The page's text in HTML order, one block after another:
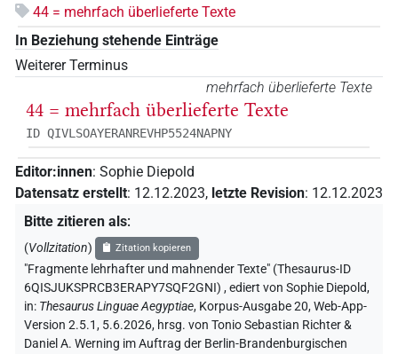
44 = mehrfach überlieferte Texte
In Beziehung stehende Einträge
Weiterer Terminus
mehrfach überlieferte Texte
44 = mehrfach überlieferte Texte
ID QIVLSOAYERANREVHP5524NAPNY
Editor:innen: Sophie Diepold
Datensatz erstellt: 12.12.2023, letzte Revision: 12.12.2023
Bitte zitieren als:
(Vollzitation) Zitation kopieren
"Fragmente lehrhafter und mahnender Texte" (Thesaurus-ID
6QISJUKSPRCB3ERAPY7SQF2GNI) ,ediert von Sophie Diepold,
in: Thesaurus Linguae Aegyptiae, Korpus-Ausgabe 20, Web-App-
Version 2.5.1, 5.6.2026, hrsg. von Tonio Sebastian Richter &
Daniel A. Werning im Auftrag der Berlin-Brandenburgischen